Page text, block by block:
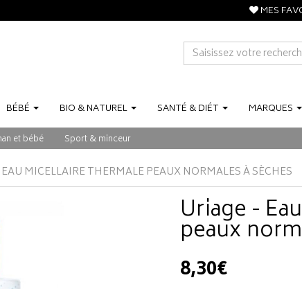
MES
BÉBÉ BIO &NATUREL SANTÉ &DIÉT MARQUES
et bébé Sport & minceur
MICELLAIRE THERMALE PEAUX NORMALES À SÈCHES
Uriage -
peaux
8,30€